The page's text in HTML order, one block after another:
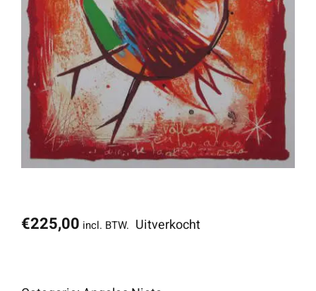
€225,00 incl. BTW. Uitverkocht